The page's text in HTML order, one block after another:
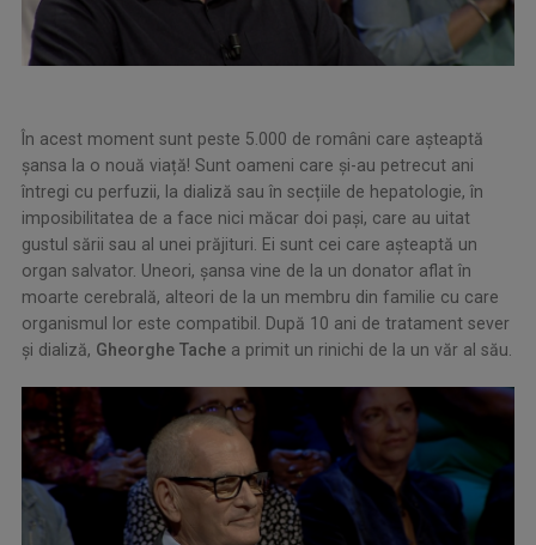
În acest moment sunt peste 5.000 de români care așteaptă
șansa la o nouă viață! Sunt oameni care și-au petrecut ani
întregi cu perfuzii, la dializă sau în secțiile de hepatologie, în
imposibilitatea de a face nici măcar doi pași, care au uitat
gustul sării sau al unei prăjituri. Ei sunt cei care așteaptă un
organ salvator. Uneori, șansa vine de la un donator aflat în
moarte cerebrală, alteori de la un membru din familie cu care
organismul lor este compatibil. După 10 ani de tratament sever
și dializă, Gheorghe Tache a primit un rinichi de la un văr al său.